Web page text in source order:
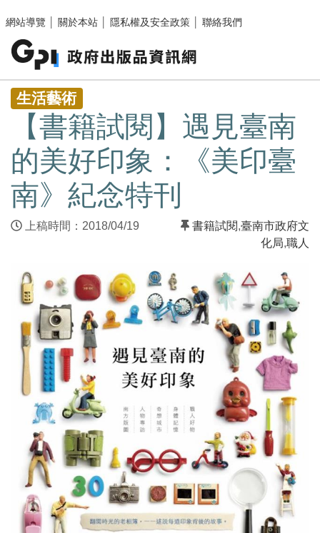
網站導覽
關於本站 隱私權及安全政策 聯絡我們
:::
生活藝術
【書籍試閱】遇見臺南
的美好印象：《美印臺
南》紀念特刊
上稿時間：2018/04/19 書籍試閱,臺南市政府文
化局,職人